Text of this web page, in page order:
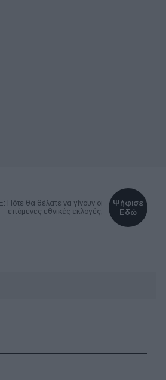
Πότε θα θέλατε να γίνουν οι
επόμενες εθνικές εκλογές;
Ψήφισε
Εδώ